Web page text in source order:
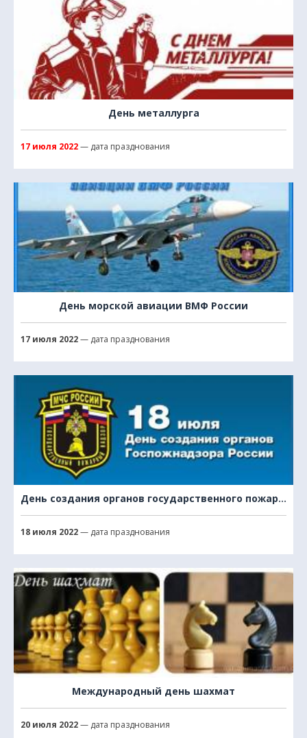
День металлурга
17 июля 2022— дата празднования
День морской авиации ВМФ России
17 июля 2022— дата празднования
День создания органов государственного пожарного надзора
18 июля 2022— дата празднования
Международный день шахмат
20 июля 2022— дата празднования